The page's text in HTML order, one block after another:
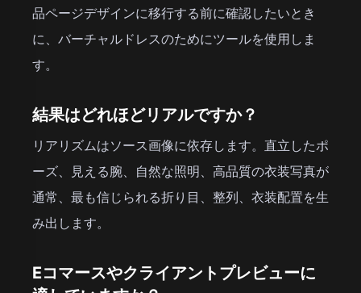
品ページデザインに移行する前に確認したいとき
に、バーチャルドレスのためにツールを使用しま
す。
結果はどれほどリアルですか？
リアリズムはソース画像に依存します。直立したポ
ーズ、見える腕、自然な照明、高品質の衣装写真が
通常、最も信じられる折り目、整列、衣装配置を生
み出します。
Eコマースやクライアントプレビューに